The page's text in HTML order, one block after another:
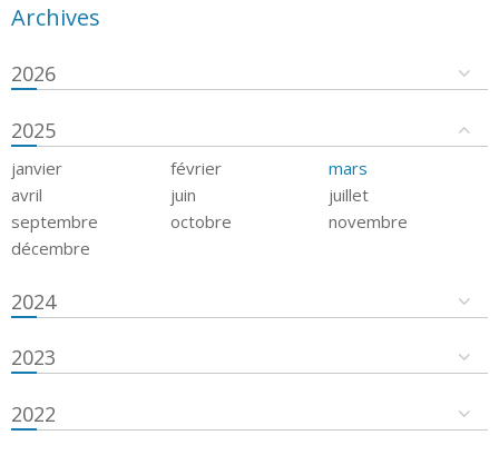
Archives
2026
2025
janvier février
mars
avril
juin
juillet
septembre
octobre
novembre
décembre
2024
2023
2022